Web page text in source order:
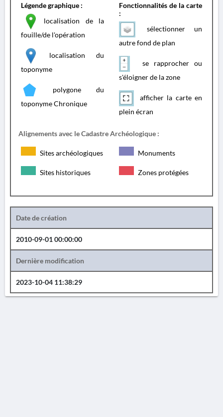
Légende graphique :
localisation de la
fouille/de l'opération
localisation du
toponyme
polygone du
toponyme Chronique
Fonctionnalités de la carte
:
sélectionner un
autre fond de plan
se rapprocher ou
s'éloigner de la zone
afficher la carte en
plein écran
Alignements avec le Cadastre Archéologique :
Sites archéologiques Monuments
Sites historiques Zones protégées
Date de création
2010-09-01 00:00:00
Dernière modification
2023-10-04 11:38:29